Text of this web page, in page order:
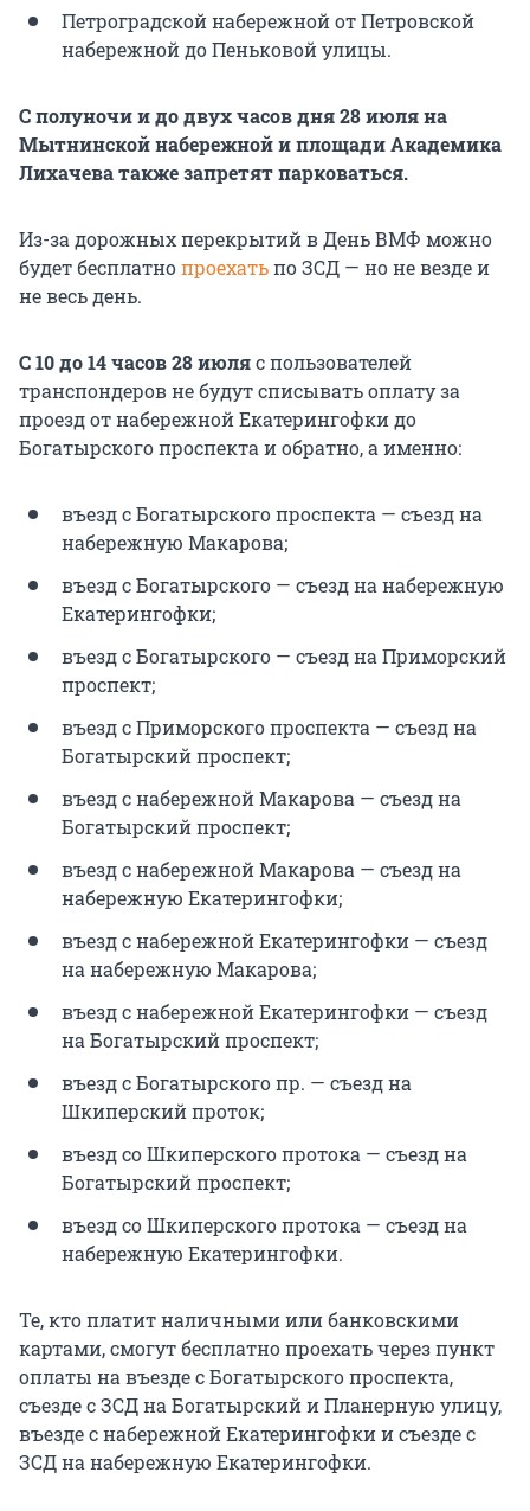
Петроградской набережной от Петровской
набережной до Пеньковой улицы.
С полуночи и до двух часов дня 28 июля на
Мытнинской набережной и площади Академика
Лихачева также запретят парковаться.
Из-за дорожных перекрытий в День ВМФ можно
будет бесплатнопроехатьпо ЗСД — но не везде и
не весь день.
С 10 до 14 часов 28 июляс пользователей
транспондеров не будут списывать оплату за
проезд от набережной Екатерингофки до
Богатырского проспекта и обратно, а именно:
въезд с Богатырского проспекта — съезд на
набережную Макарова;
въезд с Богатырского — съезд на набережную
Екатерингофки;
въезд с Богатырского — съезд на Приморский
проспект;
въезд с Приморского проспекта — съезд на
Богатырский проспект;
въезд с набережной Макарова — съезд на
Богатырский проспект;
въезд с набережной Макарова — съезд на
набережную Екатерингофки;
въезд с набережной Екатерингофки — съезд
на набережную Макарова;
въезд с набережной Екатерингофки — съезд
на Богатырский проспект;
въезд с Богатырского пр. — съезд на
Шкиперский проток;
въезд со Шкиперского протока — съезд на
Богатырский проспект;
въезд со Шкиперского протока — съезд на
набережную Екатерингофки.
Те, кто платит наличными или банковскими
картами, смогут бесплатно проехать через пункт
оплаты на въезде с Богатырского проспекта,
съезде с ЗСД на Богатырский и Планерную улицу,
въезде с набережной Екатерингофки и съезде с
ЗСД на набережную Екатерингофки.